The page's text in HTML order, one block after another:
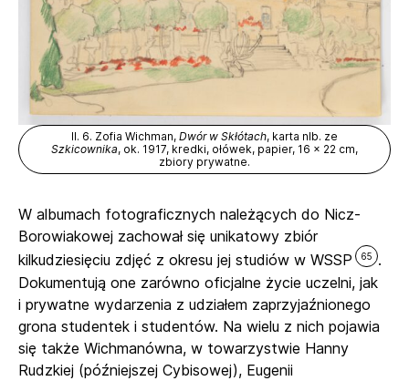
Il. 6. Zofia Wichman, Dwór w Skłótach, karta nlb. ze
Szkicownika, ok. 1917, kredki, ołówek, papier, 16 x 22 cm,
zbiory prywatne.
W albumach fotograficznych należących do Nicz-
Borowiakowej zachował się unikatowy zbiór
kilkudziesięciu zdjęć z okresu jej studiów w WSSP
65
.
Dokumentują one zarówno oficjalne życie uczelni, jak
i prywatne wydarzenia z udziałem zaprzyjaźnionego
grona studentek i studentów. Na wielu z nich pojawia
się także Wichmanówna, w towarzystwie Hanny
Rudzkiej (późniejszej Cybisowej), Eugenii